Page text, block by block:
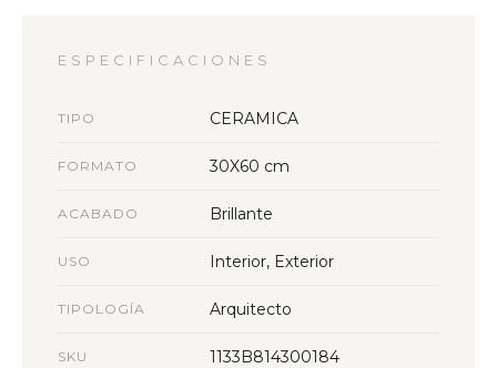
ESPECIFICACIONES
TIPO CERAMICA
FORMATO 30X60 cm
ACABADO Brillante
USO Interior, Exterior
TIPOLOGÍA Arquitecto
SKU 1133B814300184